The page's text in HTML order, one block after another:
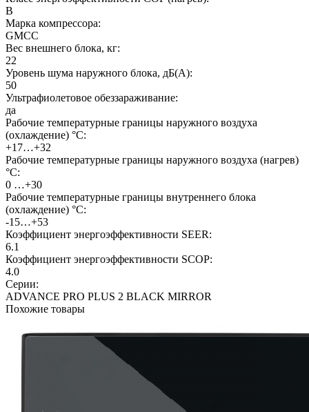
B
Марка компрессора:
GMCC
Вес внешнего блока, кг:
22
Уровень шума наружного блока, дБ(А):
50
Ультрафиолетовое обеззараживание:
да
Рабочие температурные границы наружного воздуха
(охлаждение) °C:
+17…+32
Рабочие температурные границы наружного воздуха (нагрев)
°C:
0 …+30
Рабочие температурные границы внутреннего блока
(охлаждение) °C:
-15…+53
Коэффициент энергоэффективности SEER:
6.1
Коэффициент энергоэффективности SCOP:
4.0
Серии:
ADVANCE PRO PLUS 2 BLACK MIRROR
Похожие товары